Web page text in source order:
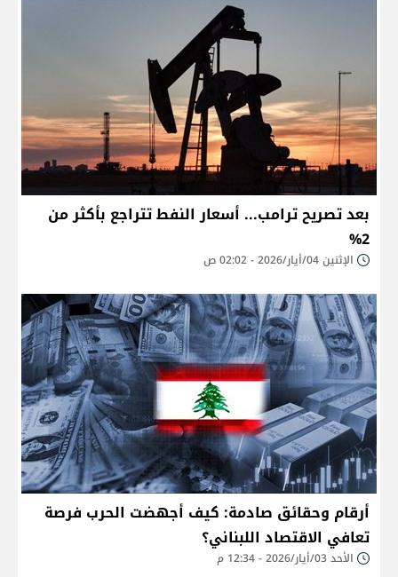
بعد تصريح ترامب... أسعار النفط تتراجع بأكثر من
2%
الإثنين 04/أيار/2026 - 02:02 ص
أرقام وحقائق صادمة: كيف أجهضت الحرب فرصة
تعافي الاقتصاد اللبناني؟
الأحد 03/أيار/2026 - 12:34 م